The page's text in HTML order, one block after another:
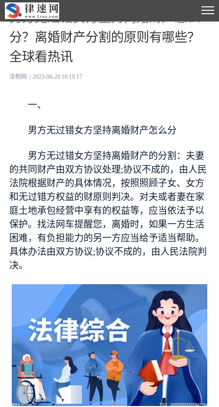
男方无过错女方坚持离婚财产怎么
分？离婚财产分割的原则有哪些？
全球看热讯
法制网 2023-06-28 10:19:17
一、
男方无过错女方坚持离婚财产怎么分
男方无过错女方坚持离婚财产的分割：夫妻
的共同财产由双方协议处理;协议不成的，由人民
法院根据财产的具体情况，按照照顾子女、女方
和无过错方权益的财原则判决。对夫或者妻在家
庭土地承包经营中享有的权益等，应当依法予以
保护。找法网车提醒您，离婚时，如果一方生活
困难，有负担能力的另一方应当给予适当帮助。
具体办法由双方协议;协议不成的，由人民法院判
决。